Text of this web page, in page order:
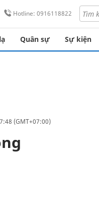
Hotline: 0916118822
Quân sự Sự kiện
(GMT+07:00)